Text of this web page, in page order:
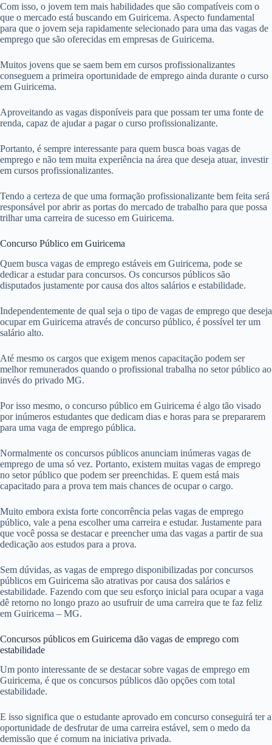
Com isso, o jovem tem mais habilidades que são compatíveis com o
que o mercado está buscando em Guiricema. Aspecto fundamental
para que o jovem seja rapidamente selecionado para uma das vagas de
emprego que são oferecidas em empresas de Guiricema.
Muitos jovens que se saem bem em cursos profissionalizantes
conseguem a primeira oportunidade de emprego ainda durante o curso
em Guiricema.
Aproveitando as vagas disponíveis para que possam ter uma fonte de
renda, capaz de ajudar a pagar o curso profissionalizante.
Portanto, é sempre interessante para quem busca boas vagas de
emprego e não tem muita experiência na área que deseja atuar, investir
em cursos profissionalizantes.
Tendo a certeza de que uma formação profissionalizante bem feita será
responsável por abrir as portas do mercado de trabalho para que possa
trilhar uma carreira de sucesso em Guiricema.
Concurso Público em Guiricema
Quem busca vagas de emprego estáveis em Guiricema, pode se
dedicar a estudar para concursos. Os concursos públicos são
disputados justamente por causa dos altos salários e estabilidade.
Independentemente de qual seja o tipo de vagas de emprego que deseja
ocupar em Guiricema através de concurso público, é possível ter um
salário alto.
Até mesmo os cargos que exigem menos capacitação podem ser
melhor remunerados quando o profissional trabalha no setor público ao
invés do privado MG.
Por isso mesmo, o concurso público em Guiricema é algo tão visado
por inúmeros estudantes que dedicam dias e horas para se prepararem
para uma vaga de emprego pública.
Normalmente os concursos públicos anunciam inúmeras vagas de
emprego de uma só vez. Portanto, existem muitas vagas de emprego
no setor público que podem ser preenchidas. E quem está mais
capacitado para a prova tem mais chances de ocupar o cargo.
Muito embora exista forte concorrência pelas vagas de emprego
público, vale a pena escolher uma carreira e estudar. Justamente para
que você possa se destacar e preencher uma das vagas a partir de sua
dedicação aos estudos para a prova.
Sem dúvidas, as vagas de emprego disponibilizadas por concursos
públicos em Guiricema são atrativas por causa dos salários e
estabilidade. Fazendo com que seu esforço inicial para ocupar a vaga
dê retorno no longo prazo ao usufruir de uma carreira que te faz feliz
em Guiricema – MG.
Concursos públicos em Guiricema dão vagas de emprego com
estabilidade
Um ponto interessante de se destacar sobre vagas de emprego em
Guiricema, é que os concursos públicos dão opções com total
estabilidade.
E isso significa que o estudante aprovado em concurso conseguirá ter a
oportunidade de desfrutar de uma carreira estável, sem o medo da
demissão que é comum na iniciativa privada.